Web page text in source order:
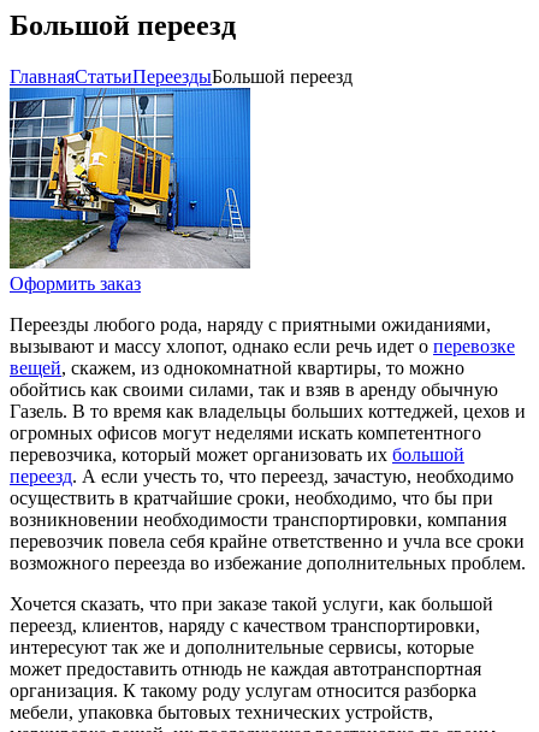
Большой переезд
ГлавнаяCтатьиПереездыБольшой переезд
Оформить заказ
Переезды любого рода, наряду с приятными ожиданиями,
вызывают и массу хлопот, однако если речь идет о перевозке
вещей, скажем, из однокомнатной квартиры, то можно
обойтись как своими силами, так и взяв в аренду обычную
Газель. В то время как владельцы больших коттеджей, цехов и
огромных офисов могут неделями искать компетентного
перевозчика, который может организовать их большой
переезд. А если учесть то, что переезд, зачастую, необходимо
осуществить в кратчайшие сроки, необходимо, что бы при
возникновении необходимости транспортировки, компания
перевозчик повела себя крайне ответственно и учла все сроки
возможного переезда во избежание дополнительных проблем.
Хочется сказать, что при заказе такой услуги, как большой
переезд, клиентов, наряду с качеством транспортировки,
интересуют так же и дополнительные сервисы, которые
может предоставить отнюдь не каждая автотранспортная
организация. К такому роду услугам относится разборка
мебели, упаковка бытовых технических устройств,